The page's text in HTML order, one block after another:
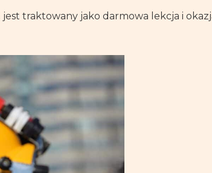
traktowany jako darmowa lekcja i